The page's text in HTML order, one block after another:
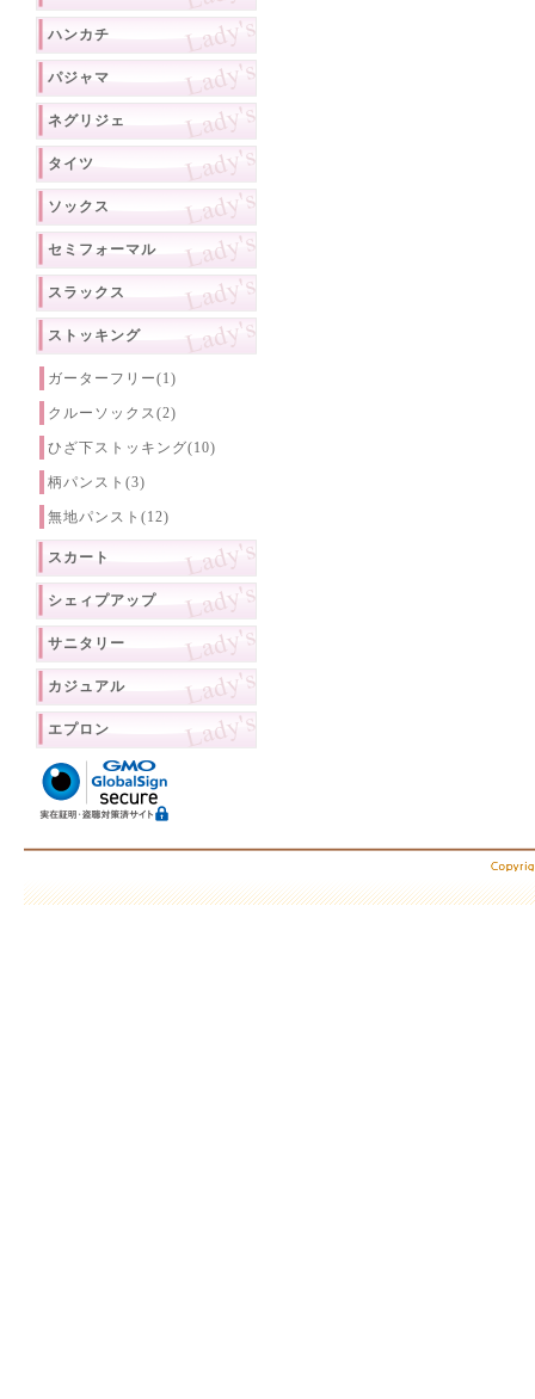
ハンカチ
パジャマ
ネグリジェ
タイツ
ソックス
セミフォーマル
スラックス
ストッキング
ガーターフリー(1)
クルーソックス(2)
ひざ下ストッキング(10)
柄パンスト(3)
無地パンスト(12)
スカート
シェィプアップ
サニタリー
カジュアル
エプロン